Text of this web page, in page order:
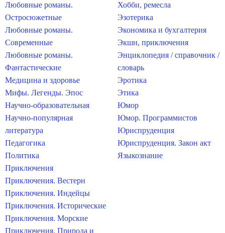
Любовные романы.
Остросюжетные
Любовные романы.
Современные
Любовные романы.
Фантастические
Медицина и здоровье
Мифы. Легенды. Эпос
Научно-образовательная
Научно-популярная
литература
Педагогика
Политика
Приключения
Приключения. Вестерн
Приключения. Индейцы
Приключения. Исторические
Приключения. Морские
Приключения. Природа и
Хобби, ремесла
Эзотерика
Экономика и бухгалтерия
Экшн, приключения
Энциклопедия / справочник /
словарь
Эротика
Этика
Юмор
Юмор. Программистов
Юриспруденция
Юриспруденция. Закон акт
Языкознание